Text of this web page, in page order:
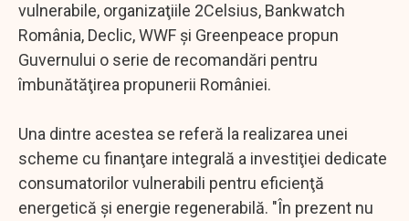
vulnerabile, organizaţiile 2Celsius, Bankwatch
România, Declic, WWF şi Greenpeace propun
Guvernului o serie de recomandări pentru
îmbunătăţirea propunerii României.
Una dintre acestea se referă la realizarea unei
scheme cu finanţare integrală a investiţiei dedicate
consumatorilor vulnerabili pentru eficienţă
energetică şi energie regenerabilă. "În prezent nu